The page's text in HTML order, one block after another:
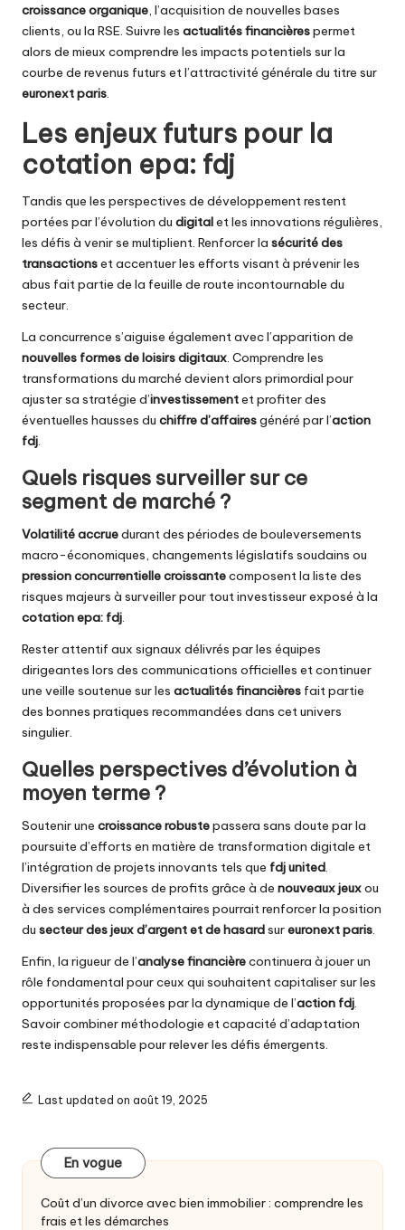
croissance organique , l’acquisition de nouvelles bases
clients, ou la RSE. Suivre les actualités financièrespermet
alors de mieux comprendre les impacts potentiels sur la
courbe de revenus futurs et l’attractivité générale du titre sur
euronext paris
Les enjeux futurs pour la
cotation epa: fdj
Tandis que les perspectives de développement restent
portées par l’évolution du digitalet les innovations régulières,
les défis à venir se multiplient. Renforcer la sécurité des
transactionset accentuer les efforts visant à prévenir les
abus fait partie de la feuille de route incontournable du
secteur.
La concurrence s’aiguise également avec l’apparition de
nouvelles formes de loisirs digitaux . Comprendre les
transformations du marché devient alors primordial pour
ajuster sa stratégie d’investissementet profiter des
éventuelles hausses du chiffre d’affairesgénéré par l’action
fdj
Quels risques surveiller sur ce
segment de marché ?
Volatilité accruedurant des périodes de bouleversements
macro-économiques, changements législatifs soudains ou
pression concurrentielle croissantecomposent la liste des
risques majeurs à surveiller pour tout investisseur exposé à la
cotation epa: fdj
Rester attentif aux signaux délivrés par les équipes
dirigeantes lors des communications officielles et continuer
une veille soutenue sur les actualités financières fait partie
des bonnes pratiques recommandées dans cet univers
singulier.
Quelles perspectives d’évolution à
moyen terme ?
Soutenir une croissance robustepassera sans doute par la
poursuite d’efforts en matière de transformation digitale et
l’intégration de projets innovants tels que fdj united
Diversifier les sources de profits grâce à de nouveaux jeuxou
à des services complémentaires pourrait renforcer la position
du secteur des jeux d’argent et de hasardsureuronext paris
Enfin, la rigueur de l’analyse financièrecontinuera à jouer un
rôle fondamental pour ceux qui souhaitent capitaliser sur les
opportunités proposées par la dynamique de l’action fdj
Savoir combiner méthodologie et capacité d’adaptation
reste indispensable pour relever les défis émergents.
Last updated on août 19, 2025
En vogue
Coût d’un divorce avec bien immobilier : comprendre les
frais et les démarches